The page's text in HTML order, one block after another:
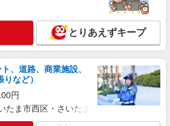
種に詳しくなれる携帯販売
】
給1400円〜 ※残業代支給 ★交通費別途支給
。○。・゜+゜・。○。・゜
祝い金10万円支給(規定有) お友達を紹介
インセンティブ支給(規定有) ★月2回払
払い可能（規程有）★ ゜・。○。・゜
○。・゜+゜
県那覇市の家電量販店
詳細を見る
とりあえずキープ
、道路、商業施設、
など）
円
たま市西区・さいたま市岩槻区・久喜市・